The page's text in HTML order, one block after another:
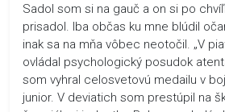
Sadol som si na gauč a on si po
prisadol. Iba občas ku mne blúdil
inak sa na mňa vôbec neotočil. „V
ovládal psychologický posudok
som vyhral celosvetovú medailu v
junior. V deviatich som prestúpil na